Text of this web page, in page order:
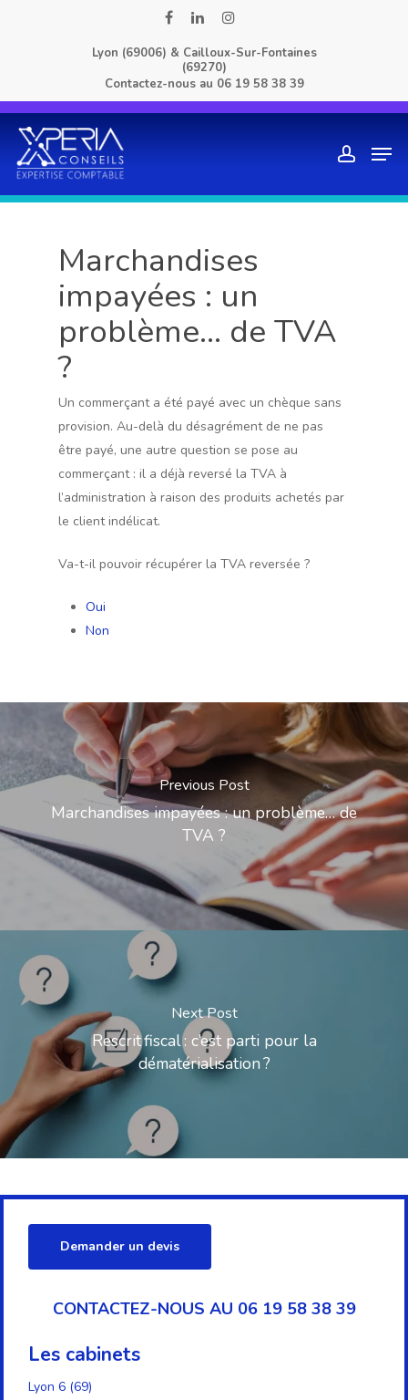
facebooklinkedininstagram
Lyon (69006) & Cailloux-Sur-Fontaines
(69270)
Contactez-nous au 06 19 58 38 39
Marchandises
impayées : un
problème… de TVA
?
Un commerçant a été payé avec un chèque sans
provision. Au-delà du désagrément de ne pas
être payé, une autre question se pose au
commerçant : il a déjà reversé la TVA à
l’administration à raison des produits achetés par
le client indélicat.
Va-t-il pouvoir récupérer la TVA reversée ?
Oui
Non
Previous Post
Marchandises impayées : un problème… de
TVA ?
Next Post
Rescrit fiscal : c’est parti pour la
dématérialisation ?
Demander un devis
CONTACTEZ-NOUS AU 06 19 58 38 39
Les cabinets
Lyon 6 (69)